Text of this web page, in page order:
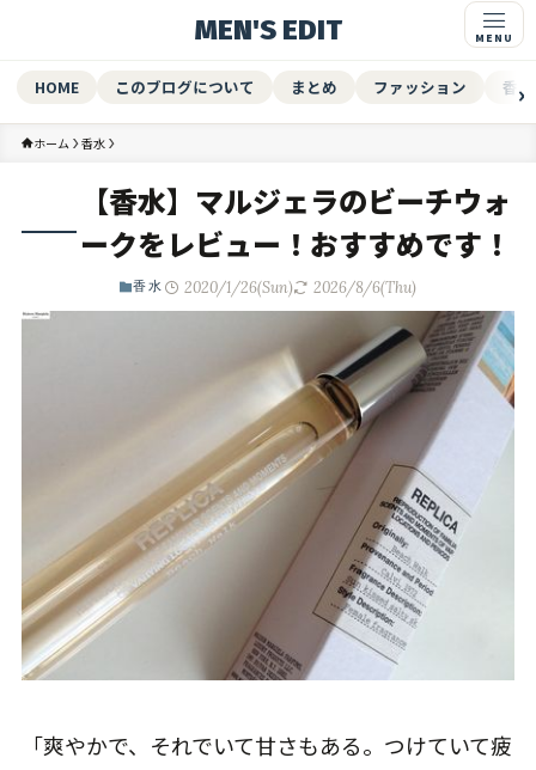
MEN'S EDIT
HOME このブログについて まとめ ファッション 香水
ホーム 香水
【香水】マルジェラのビーチウォ
ークをレビュー！おすすめです！
香水 2020/1/26(Sun) 2026/8/6(Thu)
「爽やかで、それでいて甘さもある。つけていて疲